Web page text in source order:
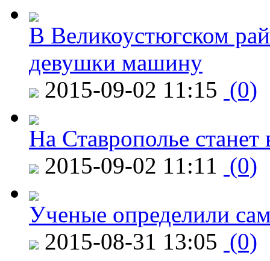
В Великоустюгском
девушки машину
2015-09-02 11:15 (0)
На Ставрополье
2015-09-02 11:11 (0)
Ученые определили
2015-08-31 13:05 (0)